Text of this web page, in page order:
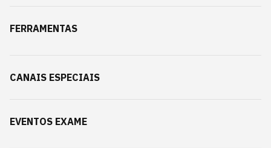
FERRAMENTAS
CANAIS ESPECIAIS
EVENTOS EXAME